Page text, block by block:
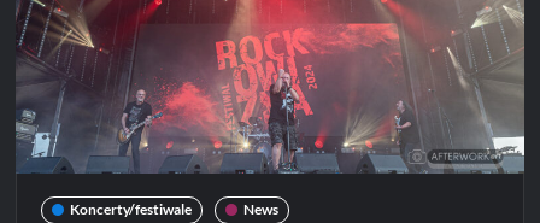
Koncerty/festiwale News